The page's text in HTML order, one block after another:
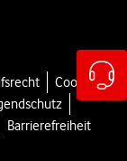
Cookies
Barrierefreiheit